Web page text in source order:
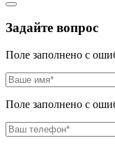
Задайте вопрос
Поле заполнено с
Поле заполнено с